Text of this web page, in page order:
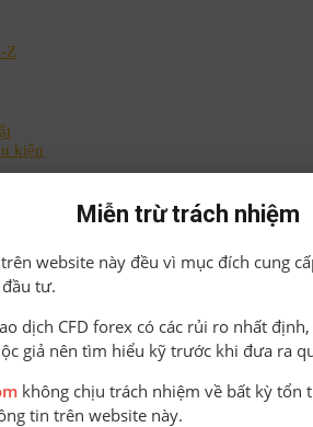
Z
kiện
Youtube Email
nhất từ FxOnline24h!
Miễn trừ trách nhiệm
website này đều vì mục đích cung
tư.
dịch CFD forex có các rủi ro nhất
giả nên tìm hiểu kỹ trước khi đưa ra
không chịu trách nhiệm về bất kỳ tổn
tin trên website này.